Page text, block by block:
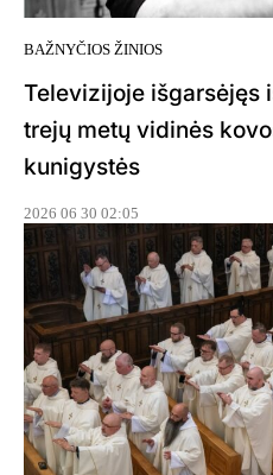
BAŽNYČIOS ŽINIOS
Televizijoje išgarsėjęs
trejų metų vidinės
kunigystės
2026 06 30 02:05